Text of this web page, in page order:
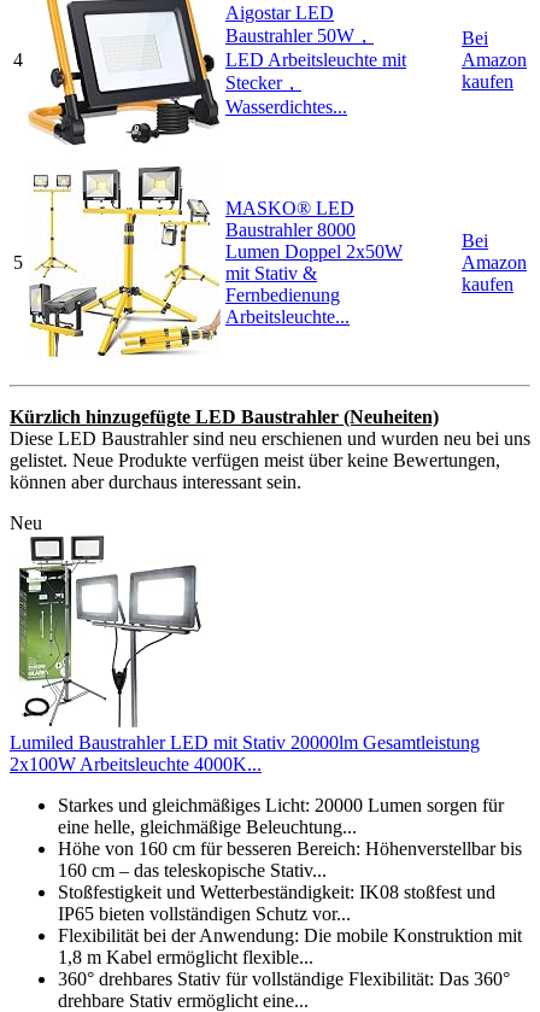
4
Aigostar LED
Baustrahler 50W，
LED Arbeitsleuchte mit
Stecker，
Wasserdichtes...
Bei
Amazon
kaufen
5
MASKO® LED
Baustrahler 8000
Lumen Doppel 2x50W
mit Stativ &
Fernbedienung
Arbeitsleuchte...
Bei
Amazon
kaufen
Kürzlich hinzugefügte LED Baustrahler (Neuheiten)
Diese LED Baustrahler sind neu erschienen und wurden neu bei uns
gelistet. Neue Produkte verfügen meist über keine Bewertungen,
können aber durchaus interessant sein.
Neu
Lumiled Baustrahler LED mit Stativ 20000lm Gesamtleistung
2x100W Arbeitsleuchte 4000K...
Starkes und gleichmäßiges Licht: 20000 Lumen sorgen für
eine helle, gleichmäßige Beleuchtung...
Höhe von 160 cm für besseren Bereich: Höhenverstellbar bis
160 cm – das teleskopische Stativ...
Stoßfestigkeit und Wetterbeständigkeit: IK08 stoßfest und
IP65 bieten vollständigen Schutz vor...
Flexibilität bei der Anwendung: Die mobile Konstruktion mit
1,8 m Kabel ermöglicht flexible...
360° drehbares Stativ für vollständige Flexibilität: Das 360°
drehbare Stativ ermöglicht eine...